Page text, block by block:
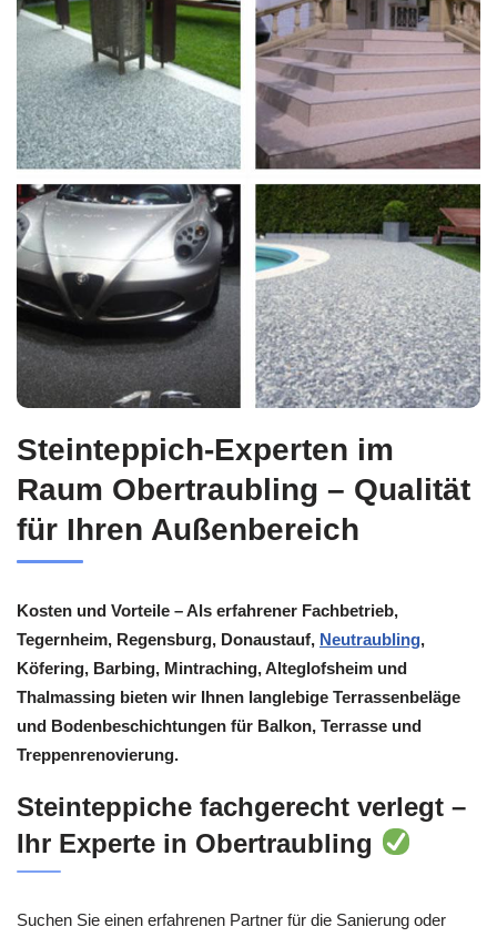
Steinteppich-Experten im
Raum Obertraubling – Qualität
für Ihren Außenbereich
Kosten und Vorteile – Als erfahrener Fachbetrieb,
Tegernheim, Regensburg, Donaustauf, Neutraubling,
Köfering, Barbing, Mintraching, Alteglofsheim und
Thalmassing bieten wir Ihnen langlebige Terrassenbeläge
und Bodenbeschichtungen für Balkon, Terrasse und
Treppenrenovierung.
Steinteppiche fachgerecht verlegt –
Ihr Experte in Obertraubling
Suchen Sie einen erfahrenen Partner für die Sanierung oder